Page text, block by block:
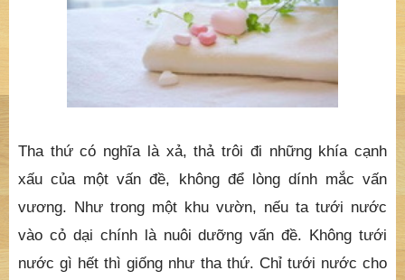
Tha thứ có nghĩa là xả, thả trôi đi những khía cạnh
xấu của một vấn đề, không để lòng dính mắc vấn
vương. Như trong một khu vườn, nếu ta tưới nước
vào cỏ dại chính là nuôi dưỡng vấn đề. Không tưới
nước gì hết thì giống như tha thứ. Chỉ tưới nước cho